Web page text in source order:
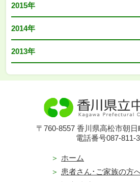
2015年
2014年
2013年
〒760-8557 香川県高松市朝
電話番号087-811-
ホーム
患者さん･ご家族の方